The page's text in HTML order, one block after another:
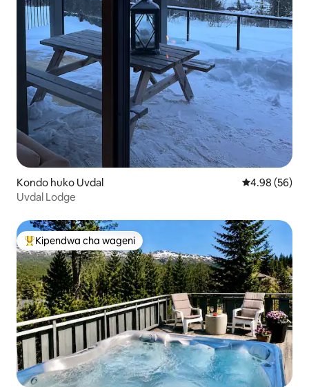
Kondo huko Uvdal Ukadiriaji wa
4.98 (56)
Uvdal Lodge
Kipendwa maarufu cha wageni
Kipendwa cha wageni